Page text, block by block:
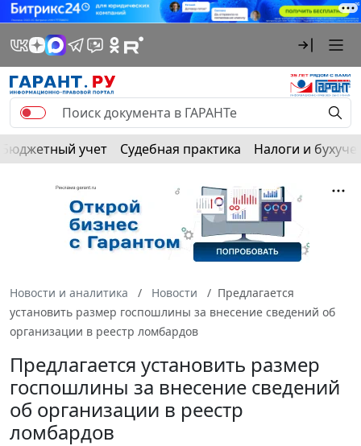
Бюджетный учет Судебная практика Налоги и
Новости и аналитика Новости
Предлагается
установить размер госпошлины за внесение сведений об
организации в реестр ломбардов
Предлагается установить размер
госпошлины за внесение сведений
об организации в реестр
ломбардов